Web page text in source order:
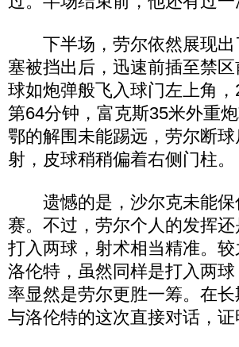
下半场，劳尔依然展现出
塞被挡出后，迅速前插至禁
球如炮弹般飞入球门左上角
第64分钟，富克斯35米外重
鄂的解围未能踢远，劳尔断
射，皮球稍稍偏着右侧门柱。
遗憾的是，沙尔克未能保
赛。不过，劳尔个人的发挥
打入两球，射术相当精准。
洛伦特，虽然同样是打入两
率显然是劳尔更胜一筹。在
与洛伦特的这次直接对话，